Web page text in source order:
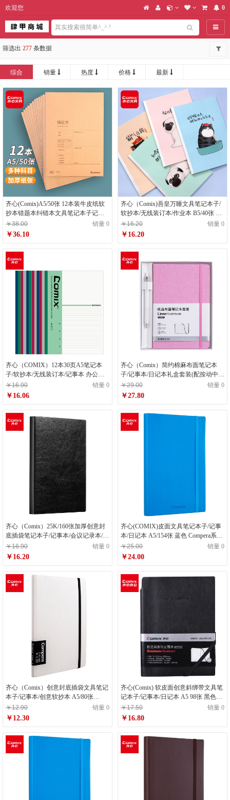
欢迎您 0
导航
筛选出 277 条数据
综合 销量 热度 价格 最新
齐心(Comix)A5/50张 12本装牛皮纸软
抄本错题本纠错本文具笔记本子记事
本日记本作业本 C4142
￥38.00 销量 0
￥36.10
齐心（Comix)吾皇万睡文具笔记本子/
软抄本/无线装订本/作业本 B5/40张 4
本装 WHCW6401
￥16.20 销量 0
￥16.20
齐心（COMIX）12本30页A5笔记本
子/软抄本/无线装订本/记事本 办公文
具 C4801
￥16.90 销量 0
￥16.06
齐心（Comix）简约棉麻布面笔记本
子/记事本/日记本礼盒套装(配按动中性
笔) A5/122张 粉红 C5904T
￥29.00 销量 0
￥27.80
齐心（Comix）25K/160张加厚创意封
底插袋笔记本子/记事本/会议记录本/日
记本 ECC203
￥16.90 销量 0
￥16.20
齐心(COMIX)皮面文具笔记本子/记事
本/日记本 A5/154张 蓝色 Compera系列
C8002
￥25.00 销量 0
￥24.00
齐心（Comix）创意封底插袋文具笔记
本子/记事本/创意软抄本 A5/80张
Compera原味系列 C7011 白
￥12.90 销量 0
￥12.30
齐心(Comix) 软皮面创意斜绑带文具笔
记本子/记事本/日记本 A5 98张 黑色
ECC5851
￥17.50 销量 0
￥16.80